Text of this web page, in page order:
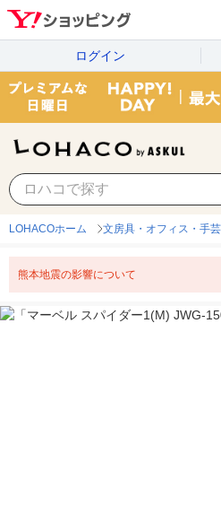
ログイン
LOHACOホーム 文房具・オフィス・手芸
熊本地震の影響について